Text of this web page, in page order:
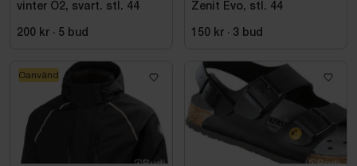
vinter O2, svart. stl. 44
200 kr · 5 bud
Zenit Evo, stl. 44
150 kr · 3 bud
Oanvänd